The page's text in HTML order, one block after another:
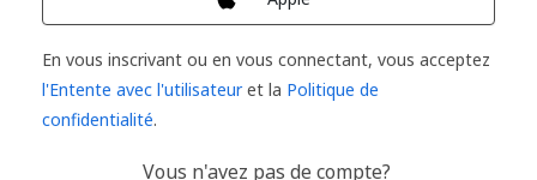
En vous inscrivant ou en vous connectant, vous acceptez
l'Entente avec l'utilisateuret la Politique de
confidentialité.
Vous n'avez pas de compte?